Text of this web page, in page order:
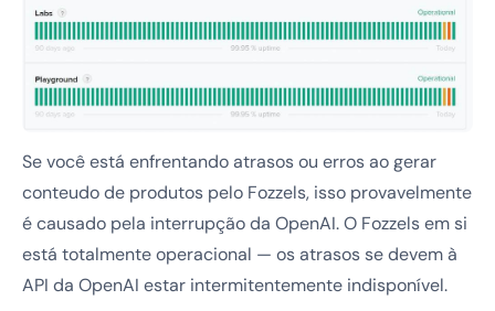
Se você está enfrentando atrasos ou erros ao gerar
conteudo de produtos pelo Fozzels, isso provavelmente
é causado pela interrupção da OpenAI. O Fozzels em si
está totalmente operacional — os atrasos se devem à
API da OpenAI estar intermitentemente indisponível.